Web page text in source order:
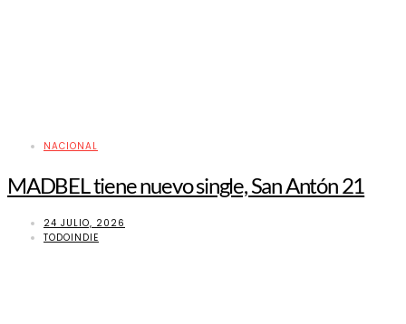
NACIONAL
MADBEL tiene nuevo single, San Antón 21
24 JULIO, 2026
TODOINDIE